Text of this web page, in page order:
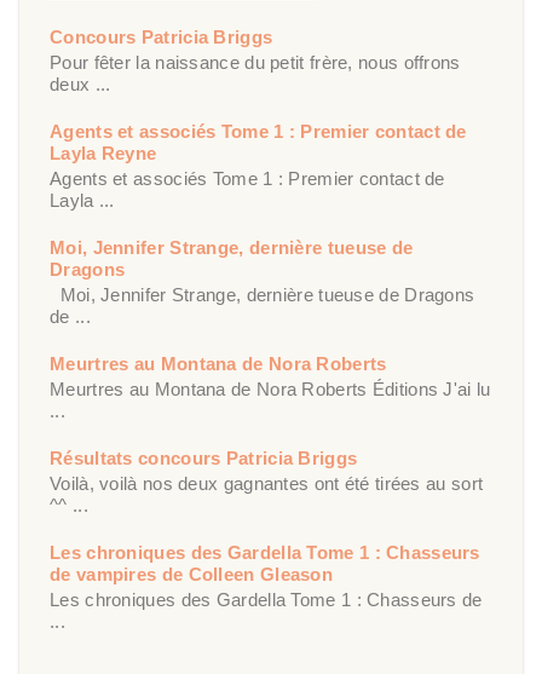
Concours Patricia Briggs
Pour fêter la naissance du petit frère, nous offrons
deux ...
Agents et associés Tome 1 : Premier contact de
Layla Reyne
Agents et associés Tome 1 : Premier contact de
Layla ...
Moi, Jennifer Strange, dernière tueuse de
Dragons
Moi, Jennifer Strange, dernière tueuse de Dragons
de ...
Meurtres au Montana de Nora Roberts
Meurtres au Montana de Nora Roberts Éditions J'ai lu
...
Résultats concours Patricia Briggs
Voilà, voilà nos deux gagnantes ont été tirées au sort
^^ ...
Les chroniques des Gardella Tome 1 : Chasseurs
de vampires de Colleen Gleason
Les chroniques des Gardella Tome 1 : Chasseurs de
...